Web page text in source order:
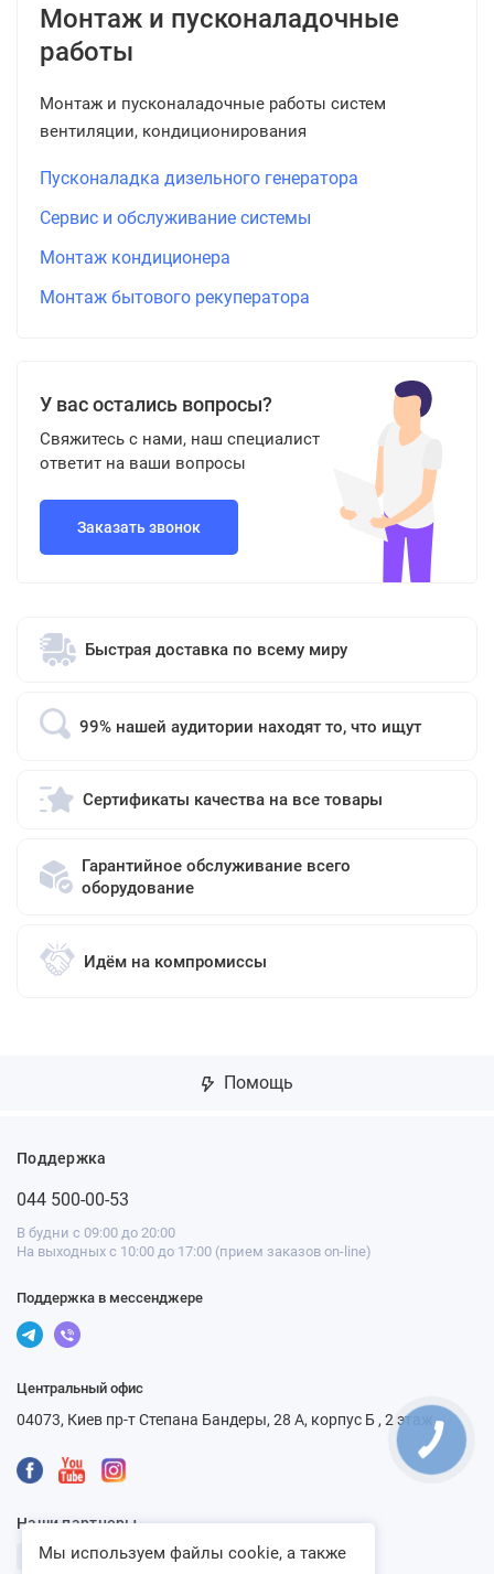
Монтаж и пусконаладочные
работы
Монтаж и пусконаладочные работы систем
вентиляции, кондиционирования
Пусконаладка дизельного генератора
Сервис и обслуживание системы
Монтаж кондиционера
Монтаж бытового рекуператора
У вас остались вопросы?
Свяжитесь с нами, наш специалист
ответит на ваши вопросы
Заказать звонок
Быстрая доставка по всему миру
99% нашей аудитории находят то, что ищут
Сертификаты качества на все товары
Гарантийное обслуживание всего
оборудование
Идём на компромиссы
Помощь
Поддержка
044 500-00-53
В будни с 09:00 до 20:00
На выходных с 10:00 до 17:00 (прием заказов on-line)
Поддержка в мессенджере
Центральный офис
04073, Киев пр-т Степана Бандеры, 28 А, корпус Б , 2 этаж
Наши партнеры
Мы используем файлы cookie, а также
КНОПКА
СВЯЗИ